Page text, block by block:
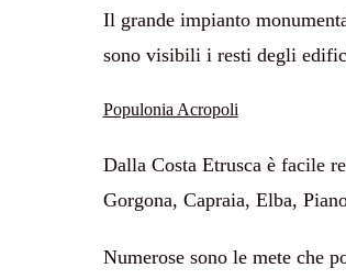
Il grande impianto
sono visibili i resti degli
Populonia Acropoli
Dalla Costa Etrusca è facile
Gorgona, Capraia, Elba,
Numerose sono le mete che